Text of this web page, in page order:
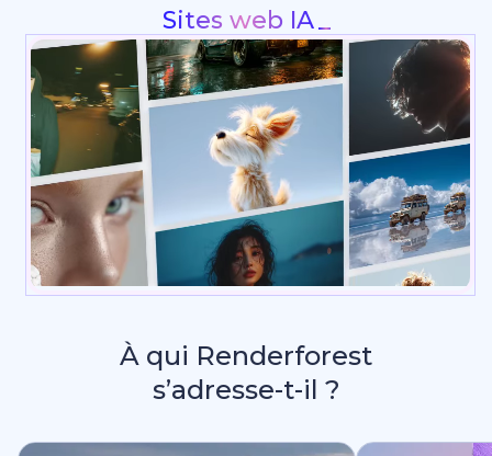
Intros & animations de logo
À qui Renderforest
s’adresse-t-il ?